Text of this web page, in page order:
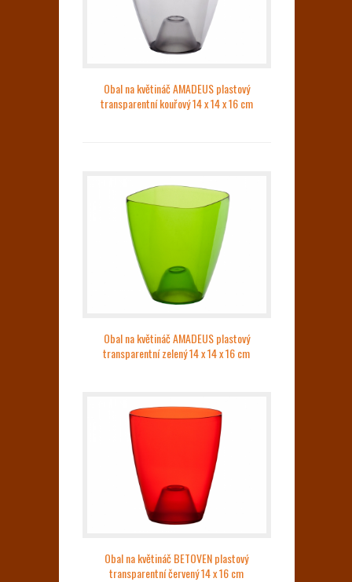
Obal na květináč AMADEUS plastový
transparentní kouřový 14 x 14 x 16 cm
Obal na květináč AMADEUS plastový
transparentní zelený 14 x 14 x 16 cm
Obal na květináč BETOVEN plastový
transparentní červený 14 x 16 cm